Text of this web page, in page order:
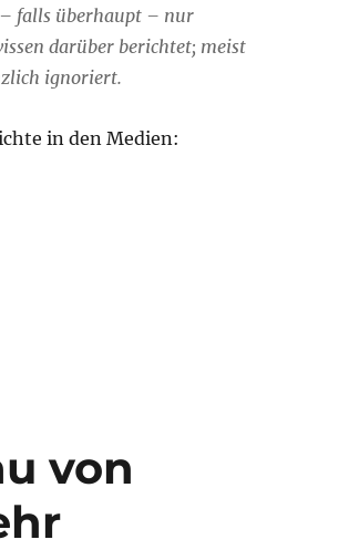
falls überhaupt – nur
darüber berichtet; meist
ignoriert.
in den Medien:
von